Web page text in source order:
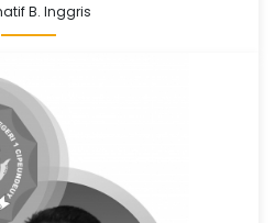
B. Inggris